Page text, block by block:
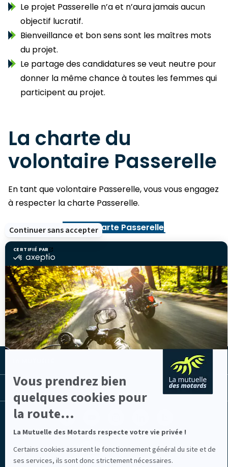
CERTIFIÉ PAR
certifié
Axeptio
-
En
savoir
plus
sur
Axeptio
Vous prendrez bien
quelques cookies pour
la route...
La Mutuelle des Motards respecte votre vie privée !
Certains cookies assurent le fonctionnement général du site et de
ses services, ils sont donc strictement nécessaires.
Continuer sans accepter
Le projet Passerelle n’a et n’aura jamais aucun
objectif lucratif.
Bienveillance et bon sens sont les maîtres mots
du projet.
Le partage des candidatures se veut neutre pour
donner la même chance à toutes les femmes qui
participent au projet.
La charte du
volontaire Passerelle
En tant que volontaire Passerelle, vous vous engagez
à respecter la charte Passerelle.
Voir la charte Passerelle
Message
d'état
Sorry...This form is closed to new submissions.
LES LIENS UTILES
fenêtre)fenêtre)fenêtre)fenêtre)(nouvelle